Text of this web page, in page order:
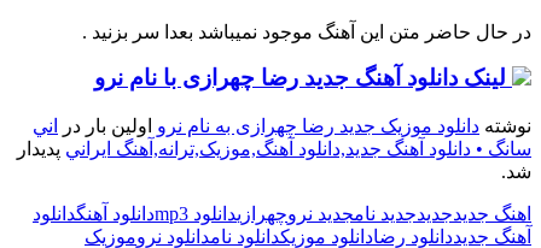
در حال حاضر متن این آهنگ موجود نمیباشد بعدا سر بزنید .
لینک دانلود آهنگ جدید رضا چهرازی با نام نرو
نوشته دانلود موزیک جدید رضا چهرازی به نام نرو اولین بار در
اني
سانگ • دانلود آهنگ جديد,دانلود آهنگ,موزيک,ترانه,آهنگ ايراني پدیدار
شد.
اهنگ جدیدجدیدجدید نامجدید نروچهرازیدانلود mp3 دانلود آهنگدانلود
آهنگ جدیددانلود رضادانلود موزیکدانلود نامدانلود نروموزیک